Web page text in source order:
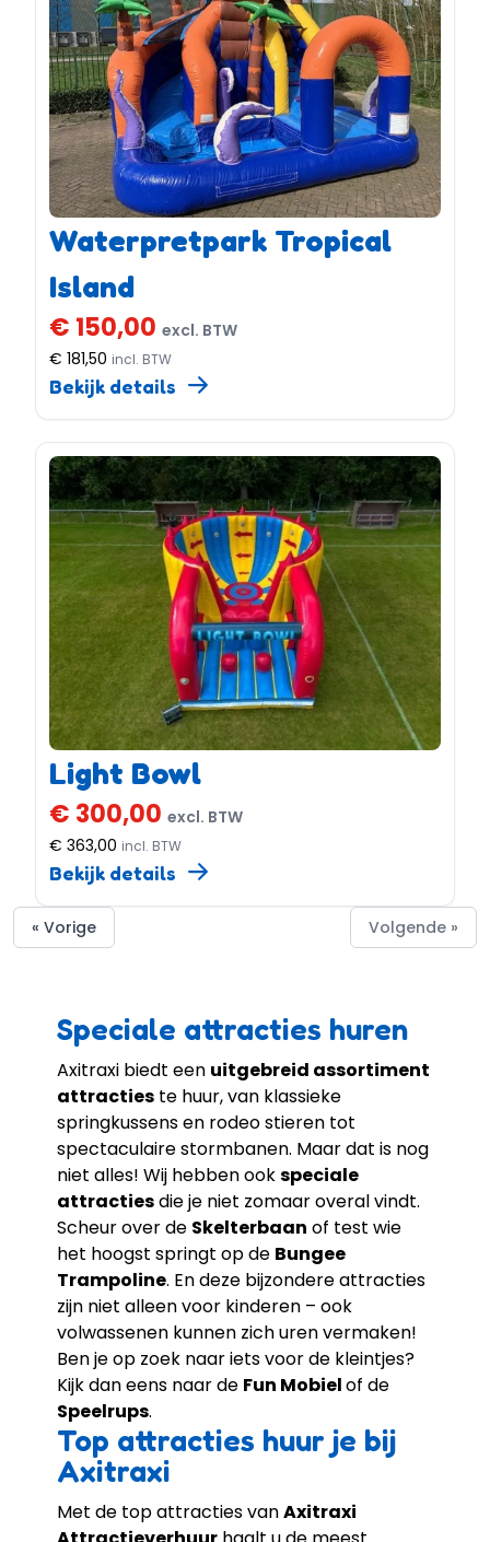
Waterpretpark Tropical
Island
€ 150,00 excl. BTW
€ 181,50 incl. BTW
Bekijk details
Light Bowl
€ 300,00 excl. BTW
€ 363,00 incl. BTW
Bekijk details
« Vorige Volgende »
Speciale attracties huren
Axitraxi biedt een uitgebreid assortiment
attracties te huur, van klassieke
springkussens en rodeo stieren tot
spectaculaire stormbanen. Maar dat is nog
niet alles! Wij hebben ookspeciale
attractiesdie je niet zomaar overal vindt.
Scheur over de Skelterbaan of test wie
het hoogst springt op de Bungee
Trampoline. En deze bijzondere attracties
zijn niet alleen voor kinderen – ook
volwassenen kunnen zich uren vermaken!
Ben je op zoek naar iets voor de kleintjes?
Kijk dan eens naar de Fun Mobielof de
Speelrups.
Top attracties huur je bij
Axitraxi
Met de top attracties vanAxitraxi